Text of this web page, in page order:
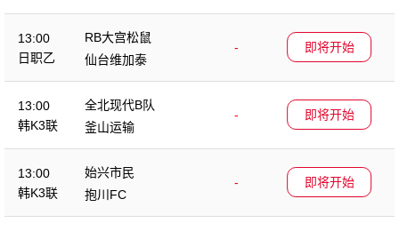
13:00
日职乙
RB大宫松鼠
-
仙台维加泰
即将开始
13:00
韩K3联
全北现代B队
-
釜山运输
即将开始
13:00
韩K3联
始兴市民
-
抱川FC
即将开始